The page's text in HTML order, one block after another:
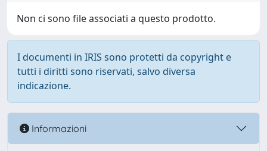
Non ci sono file associati a questo prodotto.
I documenti in IRIS sono protetti da copyright e
tutti i diritti sono riservati, salvo diversa
indicazione.
Informazioni